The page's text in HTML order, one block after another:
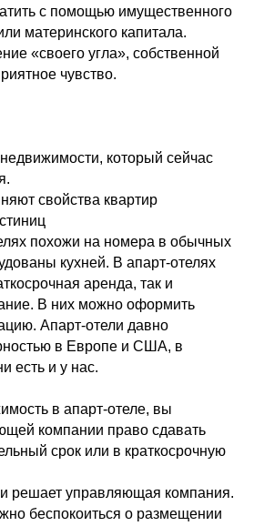
с помощью имущественного
материнского капитала.
«своего угла», собственной
чувство.
который сейчас
свойства квартир
похожи на номера в обычных
кухней. В апарт-отелях
аренда, так и
В них можно оформить
Апарт-отели давно
в Европе и США, в
есть и у нас.
в апарт-отеле, вы
компании право сдавать
срок или в краткосрочную
решает управляющая компания.
беспокоиться о размещении